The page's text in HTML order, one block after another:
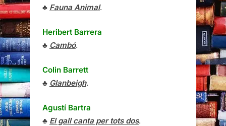
♣ Fauna Animal.
Heribert Barrera
♣ Cambó.
Colin Barrett
♣ Glanbeigh.
Agustí Bartra
♣ El gall canta per tots dos.